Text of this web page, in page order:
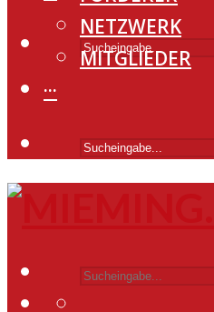
NETZWERK
MITGLIEDER
···